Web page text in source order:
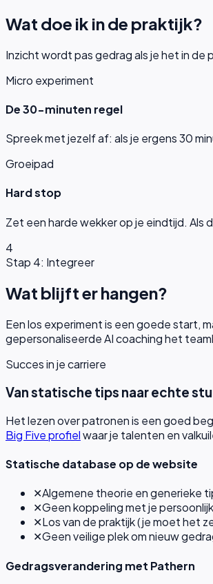
Wat doe ik in de praktijk?
Inzicht wordt pas gedrag als je het in
Micro experiment
De 30-minuten regel
Spreek met jezelf af: als je ergens 30
Groeipad
Hard stop
Zet een harde wekker op je eindtijd. Als
4
Stap 4: Integreer
Wat blijft er hangen?
Een los experiment is een goede start,
gepersonaliseerde AI coaching het
Succes in je carriere
Van statische tips naar echte
Het lezen over patronen is een goed
Big Five profielwaar je talenten en
Statische database op de website
✕Algemene theorie en generieke
✕Geen koppeling met je
✕Los van de praktijk (je moet het
✕Geen veilige plek om nieuw
Gedragsverandering met Pathern